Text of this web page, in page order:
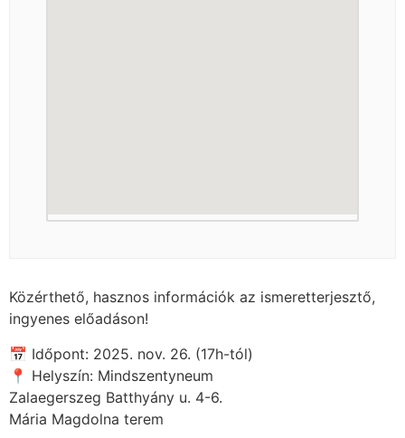
Közérthető, hasznos információk az ismeretterjesztő,
ingyenes előadáson!
📅 Időpont: 2025. nov. 26. (17h-tól)
📍 Helyszín: Mindszentyneum
Zalaegerszeg Batthyány u. 4-6.
Mária Magdolna terem